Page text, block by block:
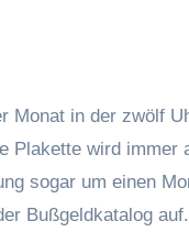
Monat in der zwölf
Plakette wird immer
sogar um einen
Bußgeldkatalog auf.